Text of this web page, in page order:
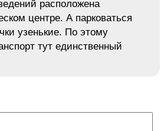
расположена
центре. А парковаться
узенькие. По этому
тут единственный